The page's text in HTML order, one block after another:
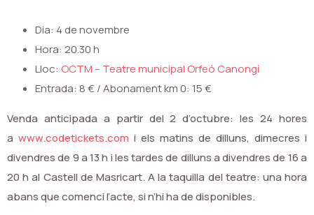
Dia: 4 de novembre
Hora: 20.30 h
Lloc: OCTM – Teatre municipal Orfeó Canongí
Entrada: 8 € / Abonament km 0: 15 €
Venda anticipada a partir del 2 d’octubre: les 24 hores
a www.codetickets.com i els matins de dilluns, dimecres i
divendres de 9 a 13 h i les tardes de dilluns a divendres de 16 a
20 h al Castell de Masricart. A la taquilla del teatre: una hora
abans que comenci l’acte, si n’hi ha de disponibles.